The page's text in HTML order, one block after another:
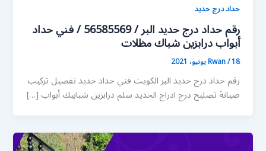
حداد درج حديد
رقم حداد درج حديد البر / 56585569 / فني حداد
أبواب درابزين شباك مظلات
Rwan/18 يونيو، 2021
رقم حداد درج حديد البر الكويت فني حداد حديد تفصيل تركيب
صيانة تصليح درج ادراج الحديد سلم درابزين شبابيك أبواب […]